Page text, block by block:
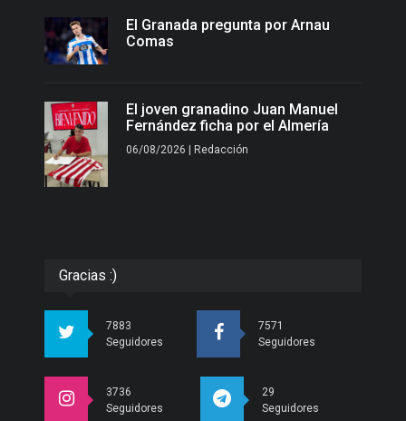
El Granada pregunta por Arnau
Comas
El joven granadino Juan Manuel
Fernández ficha por el Almería
06/08/2026 | Redacción
Gracias :)
7883
Seguidores
7571
Seguidores
3736
Seguidores
29
Seguidores